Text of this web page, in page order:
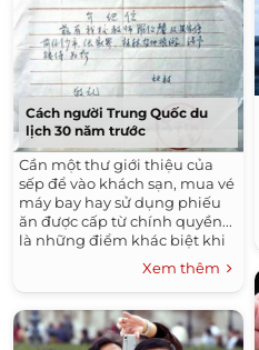
Cách người Trung Quốc du
lịch 30 năm trước
Cần một thư giới thiệu của
sếp để vào khách sạn, mua vé
máy bay hay sử dụng phiếu
ăn được cấp từ chính quyền...
là những điểm khác biệt khi
du lịch ở Trung Quốc vào ba
Xem thêm